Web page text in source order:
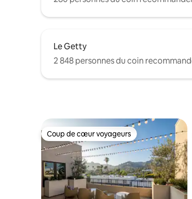
Le Getty
2 848 personnes du coin
Coup de cœur voyageurs
Coup de cœur voyageurs